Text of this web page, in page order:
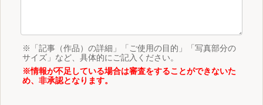
※「記事（作品）の詳細」「ご使用の目的」「写真部分の
サイズ」など、具体的にご記入ください。
※情報が不足している場合は審査をすることができないた
め、非承認となります。